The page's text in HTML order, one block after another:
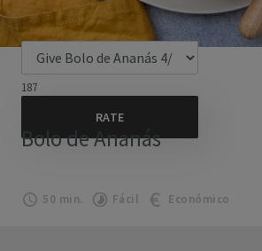
187
Bolo de Ananás
50 min. Fácil Económico